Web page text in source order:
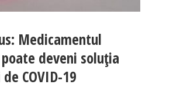
Medicamentul
poate deveni soluția
COVID-19